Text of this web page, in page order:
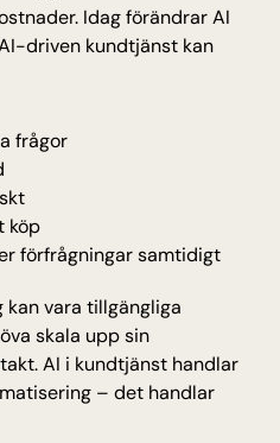
Idag förändrar AI
driven kundtjänst kan
frågor
köp
förfrågningar samtidigt
vara tillgängliga
skala upp sin
AI i kundtjänst handlar
– det handlar